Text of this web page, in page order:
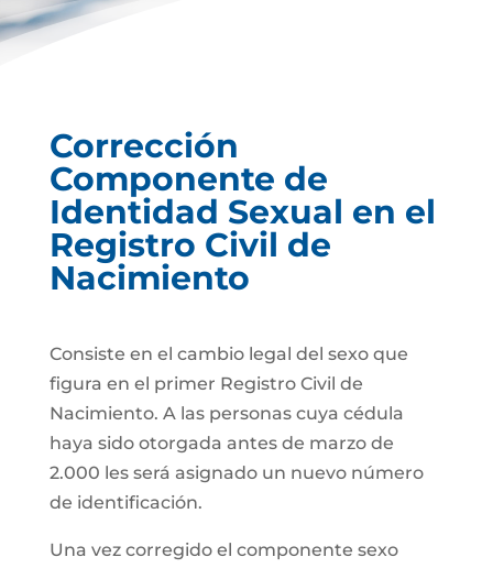
Corrección
Componente de
Identidad Sexual en el
Registro Civil de
Nacimiento
Consiste en el cambio legal del sexo que
figura en el primer Registro Civil de
Nacimiento. A las personas cuya cédula
haya sido otorgada antes de marzo de
2.000 les será asignado un nuevo número
de identificación.
Una vez corregido el componente sexo